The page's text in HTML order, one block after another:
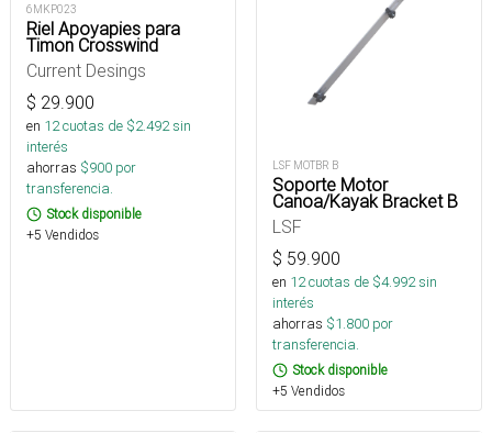
6MKP023
Riel Apoyapies para
Timon Crosswind
Current Desings
$ 29.900
en 12cuotas de $2.492sin
interés
ahorras $900 por
transferencia.
Stock disponible
+5 Vendidos
LSF MOTBR B
Soporte Motor
Canoa/Kayak Bracket B
LSF
$ 59.900
en 12cuotas de $4.992sin
interés
ahorras $1.800 por
transferencia.
Stock disponible
+5 Vendidos